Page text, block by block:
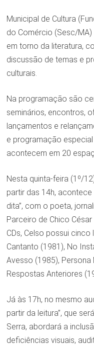
Municipal de Cultura
do Comércio (Sesc/
em torno da literatura,
discussão de temas e
culturais.
Na programação são
seminários, encontros,
lançamentos e
e programação
acontecem em 20
Nesta quinta-feira (1º/
partir das 14h,
dita”, com o poeta,
Parceiro de Chico
CDs, Celso possui
Cantanto (1981), No
Avesso (1985), Persona
Respostas Anteriores
Já às 17h, no mesmo
partir da leitura”, que
Serra, abordará a
deficiências visuais,